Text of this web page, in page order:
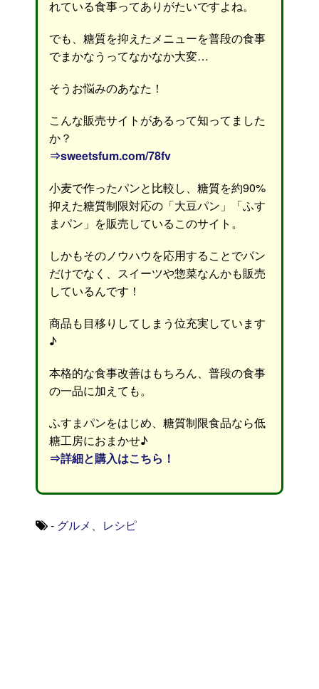
れている食事ってありがたいですよね。
でも、糖質を抑えたメニューを普段の食事
でまかなうってなかなか大変…
そうお悩みのあなた！
こんな販売サイトがあるって知ってました
か？
⇒sweetsfum.com/78fv
小麦で作ったパンと比較し、糖質を約90%
抑えた糖質制限対応の「大豆パン」「ふす
まパン」を販売しているこのサイト。
しかもそのノウハウを応用することでパン
だけでなく、スイーツや惣菜なんかも販売
しているんです！
商品も目移りしてしまう位充実しています
♪
本格的な食事改善はもちろん、普段の食事
の一品に加えても。
ふすまパンをはじめ、糖質制限食品なら低
糖工房におまかせ♪
⇒詳細と購入はこちら！
- グルメ、レシピ